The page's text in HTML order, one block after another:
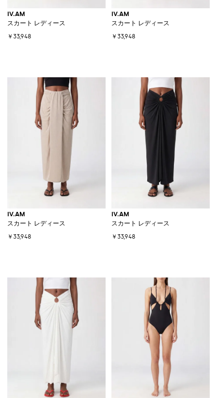
IV.AM
スカート レディース
￥33,948
IV.AM
スカート レディース
￥33,948
IV.AM
スカート レディース
￥33,948
IV.AM
スカート レディース
￥33,948